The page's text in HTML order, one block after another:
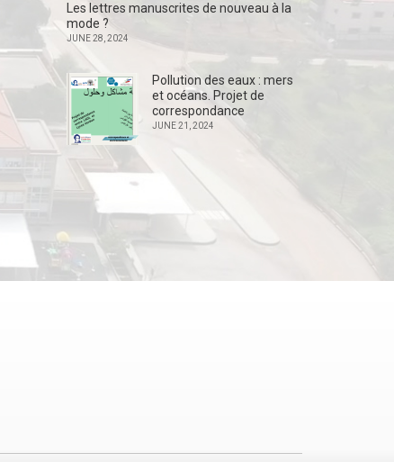
Les lettres manuscrites de nouveau à la
mode ?
JUNE 28, 2024
Pollution des eaux : mers
et océans. Projet de
correspondance
JUNE 21, 2024